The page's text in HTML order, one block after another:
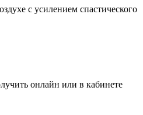
с усилением спастического
онлайн или в кабинете